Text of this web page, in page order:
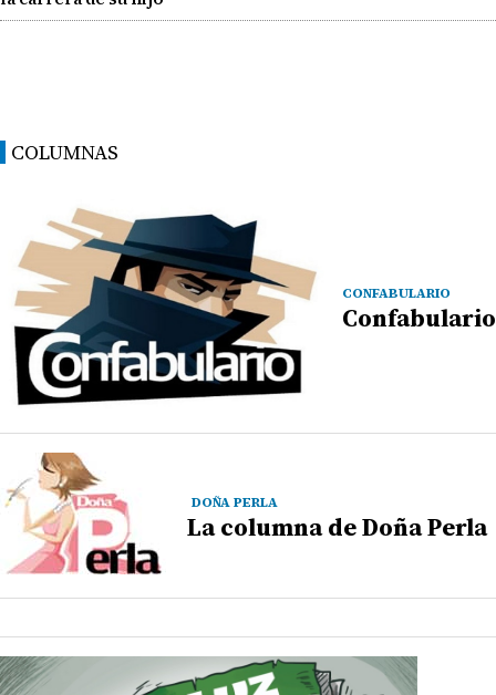
COLUMNAS
CONFABULARIO
Confabulario
DOÑA PERLA
La columna de Doña Perla